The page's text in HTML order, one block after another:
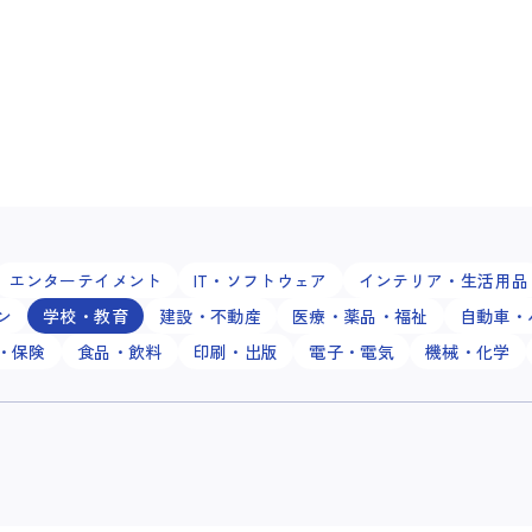
エンターテイメント IT・ソフトウェア
インテリア・生活用品
学校・教育 建設・不動産 医療・薬品・福祉
自動車
保険
食品・飲料 印刷・出版 電子・電気 機械・化学